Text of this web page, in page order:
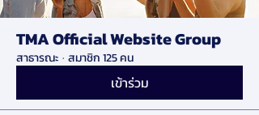
TMA Official Website Group
สาธารณะ · สมาชิก 125 คน
เข้าร่วม